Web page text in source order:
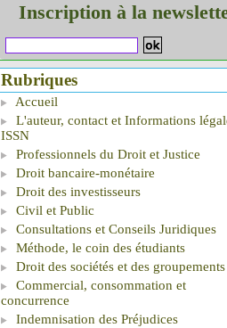
Inscription à la
Rubriques
Accueil
L'auteur, contact et Informations
ISSN
Professionnels du Droit et Justice
Droit bancaire-monétaire
Droit des investisseurs
Civil et Public
Consultations et Conseils Juridiques
Méthode, le coin des étudiants
Droit des sociétés et des groupements
Commercial, consommation et
concurrence
Indemnisation des Préjudices